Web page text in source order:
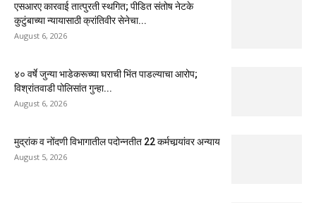
एसआरए कारवाई तात्पुरती स्थगित; पीडित संतोष नेटके
कुटुंबाच्या न्यायासाठी क्रांतिवीर सेनेचा...
August 6, 2026
४० वर्षे जुन्या भाडेकरूच्या घराची भिंत पाडल्याचा आरोप;
विश्रांतवाडी पोलिसांत गुन्हा...
August 6, 2026
मुद्रांक व नोंदणी विभागातील पदोन्नतीत 22 कर्मचार्‍यांवर अन्याय
August 5, 2026